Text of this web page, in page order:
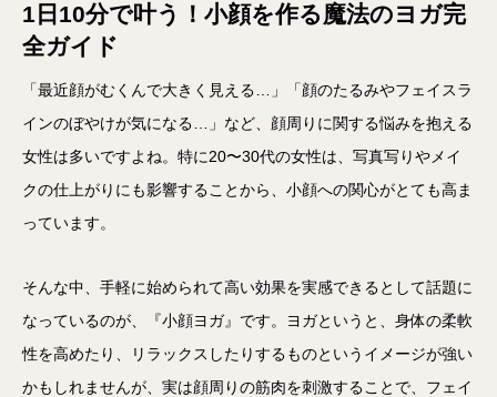
1日10分で叶う！小顔を作る魔法のヨガ完
全ガイド
「最近顔がむくんで大きく見える…」「顔のたるみやフェイスラ
インのぼやけが気になる…」など、顔周りに関する悩みを抱える
女性は多いですよね。特に20〜30代の女性は、写真写りやメイ
クの仕上がりにも影響することから、小顔への関心がとても高ま
っています。
そんな中、手軽に始められて高い効果を実感できるとして話題に
なっているのが、『小顔ヨガ』です。ヨガというと、身体の柔軟
性を高めたり、リラックスしたりするものというイメージが強い
かもしれませんが、実は顔周りの筋肉を刺激することで、フェイ